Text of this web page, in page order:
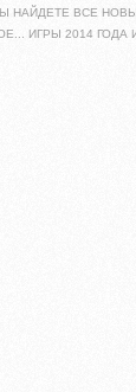
НАЙДЕТЕ ВСЕ
ИГРЫ 2014